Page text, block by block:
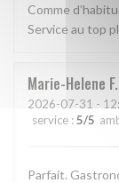
Comme
Service au top
Marie-Helene F
2026-07-31 -
service : 5/5
Parfait.